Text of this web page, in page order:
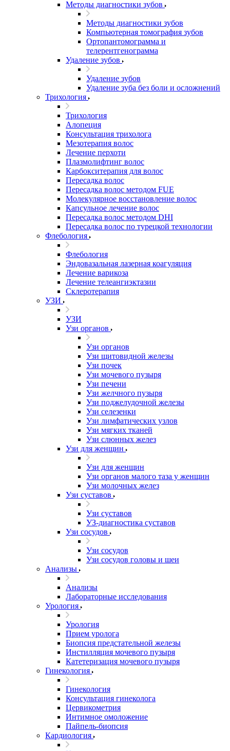
Методы диагностики зубов
Методы диагностики зубов
Компьютерная томография зубов
Ортопантомограмма и
телерентгенограмма
Удаление зубов
Удаление зубов
Удаление зуба без боли и осложнений
Трихология
Трихология
Алопеция
Консультация трихолога
Мезотерапия волос
Лечение перхоти
Плазмолифтинг волос
Карбокситерапия для волос
Пересадка волос
Пересадка волос методом FUE
Молекулярное восстановление волос
Капсульное лечение волос
Пересадка волос методом DHI
Пересадка волос по турецкой технологии
Флебология
Флебология
Эндовазальная лазерная коагуляция
Лечение варикоза
Лечение телеангиэктазии
Склеротерапия
УЗИ
УЗИ
Узи органов
Узи органов
Узи щитовидной железы
Узи почек
Узи мочевого пузыря
Узи печени
Узи желчного пузыря
Узи поджелудочной железы
Узи селезенки
Узи лимфатических узлов
Узи мягких тканей
Узи слюнных желез
Узи для женщин
Узи для женщин
Узи органов малого таза у женщин
Узи молочных желез
Узи cуставов
Узи cуставов
УЗ-диагностика суставов
Узи сосудов
Узи сосудов
Узи сосудов головы и шеи
Анализы
Анализы
Лабораторные исследования
Урология
Урология
Прием уролога
Биопсия предстательной железы
Инстилляция мочевого пузыря
Катетеризация мочевого пузыря
Гинекология
Гинекология
Консультация гинеколога
Цервикометрия
Интимное омоложение
Пайпель-биопсия
Кардиология